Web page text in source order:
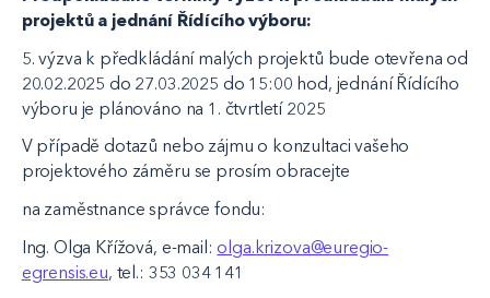
projektů a jednání Řídícího výboru:
5. výzva k předkládání malých projektů bude otevřena od
20.02.2025 do 27.03.2025 do 15:00 hod, jednání Řídícího
výboru je plánováno na 1. čtvrtletí 2025
V případě dotazů nebo zájmu o konzultaci vašeho
projektového záměru se prosím obracejte
na zaměstnance správce fondu:
Ing. Olga Křížová, e-mail: olga.krizova@euregio-
egrensis.eu, tel.: 353 034 141